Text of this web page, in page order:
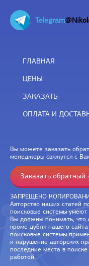
Telegram
ГЛАВНАЯ
ЦЕНЫ
ЗАКАЗАТЬ
ОПЛАТА И
Вы можете заказать
менеджеры свяжутся с
Заказать обратный
ЗАПРЕЩЕНО КОПИРОВАНИЕ
Авторство наших статей
поисковые системы умеют
Вы должны понимать, что
кроме дубля нашего
поисковые системы
и нарушение авторских
последние места в
работой.